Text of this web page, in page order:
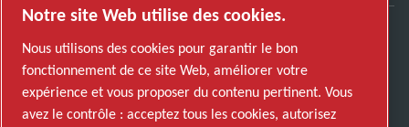
Découvrez comment le groupe Atlas Copco met
en œuvre une technologie qui transforme
l'avenir.
Notre site Web utilise des cookies.
Nous utilisons des cookies pour garantir le bon
fonctionnement de ce site Web, améliorer votre
expérience et vous proposer du contenu pertinent. Vous
avez le contrôle : acceptez tous les cookies, autorisez